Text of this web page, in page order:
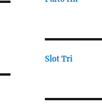
Slot Tri